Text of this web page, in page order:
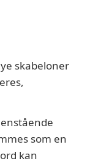
skabeloner
som en
kan